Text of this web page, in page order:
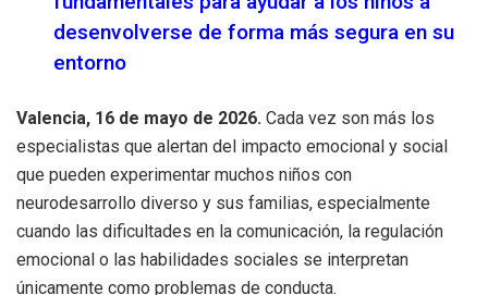
desenvolverse de forma más segura en su
entorno
Valencia, 16 de mayo de 2026. Cada vez son más los
especialistas que alertan del impacto emocional y social
que pueden experimentar muchos niños con
neurodesarrollo diverso y sus familias, especialmente
cuando las dificultades en la comunicación, la regulación
emocional o las habilidades sociales se interpretan
únicamente como problemas de conducta.